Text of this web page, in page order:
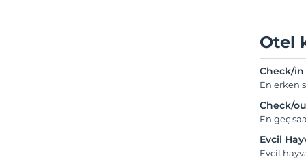
Otel
Check/in
En erken
Check/
En geç
Evcil
Evcil